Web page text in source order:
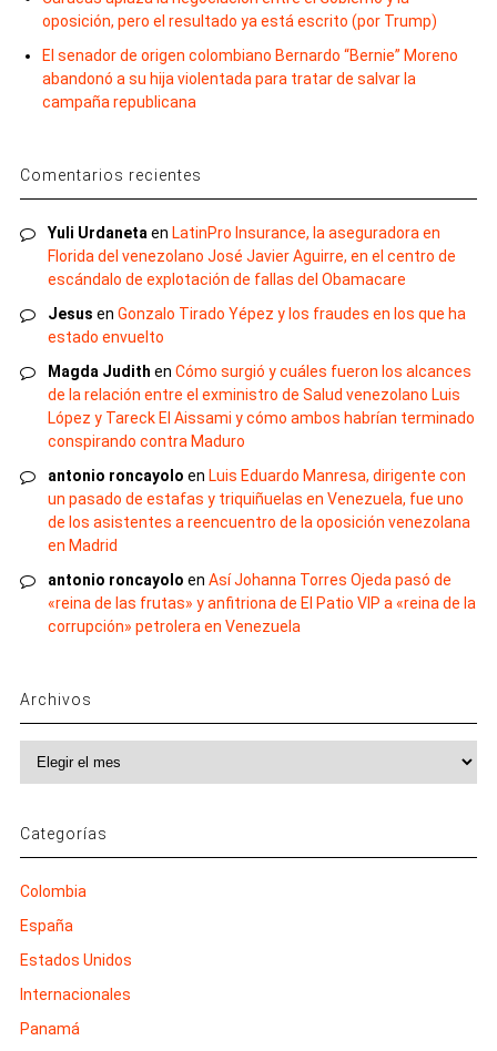
oposición, pero el resultado ya está escrito (por Trump)
El senador de origen colombiano Bernardo “Bernie” Moreno
abandonó a su hija violentada para tratar de salvar la
campaña republicana
Comentarios recientes
Yuli Urdanetaen LatinPro Insurance, la aseguradora en
Florida del venezolano José Javier Aguirre, en el centro de
escándalo de explotación de fallas del Obamacare
Jesus en Gonzalo Tirado Yépez y los fraudes en los que ha
estado envuelto
Magda Judith en Cómo surgió y cuáles fueron los alcances
de la relación entre el exministro de Salud venezolano Luis
López y Tareck El Aissami y cómo ambos habrían terminado
conspirando contra Maduro
antonio roncayolo en Luis Eduardo Manresa, dirigente con
un pasado de estafas y triquiñuelas en Venezuela, fue uno
de los asistentes a reencuentro de la oposición venezolana
en Madrid
antonio roncayolo en Así Johanna Torres Ojeda pasó de
«reina de las frutas» y anfitriona de El Patio VIP a «reina de la
corrupción» petrolera en Venezuela
Archivos
Archivos
Categorías
Colombia
España
Estados Unidos
Internacionales
Panamá